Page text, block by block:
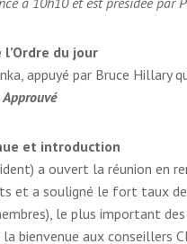
du jour
appuyé par Bruce Hillary
Approuvé
et introduction
a ouvert la réunion en
et a souligné le fort taux de
le plus important des
bienvenue aux conseillers